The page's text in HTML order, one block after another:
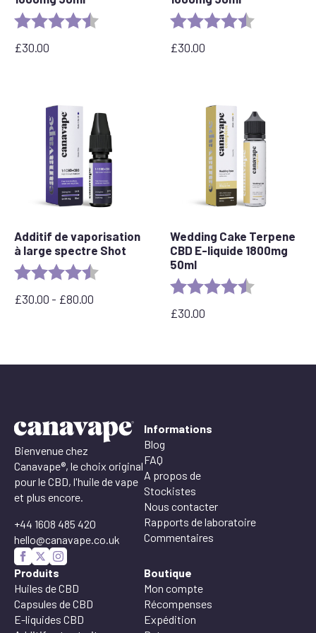
Rating: 4.8 out of 5 stars
£30.00
Rating: 4.7 out of 5
£30.00
Additif de vaporisation
à large spectre Shot
Rating: 4.8 out of 5 stars
£30.00 - £80.00
Prix
£
Wedding Cake Terpene
CBD E-liquide 1800mg
50ml
Rating: 4.8 out of 5
£30.00
Bienvenue chez
Canavape®, le choix original
pour le CBD, l'huile de vape
et plus encore.
+44 1608 485 420
hello@canavape.co.uk
Informations
Blog
FAQ
A propos de
Stockistes
Nous contacter
Rapports de laboratoire
Commentaires
Produits
Huiles de CBD
Capsules de CBD
E-liquides CBD
Boutique
Mon compte
Récompenses
Expédition